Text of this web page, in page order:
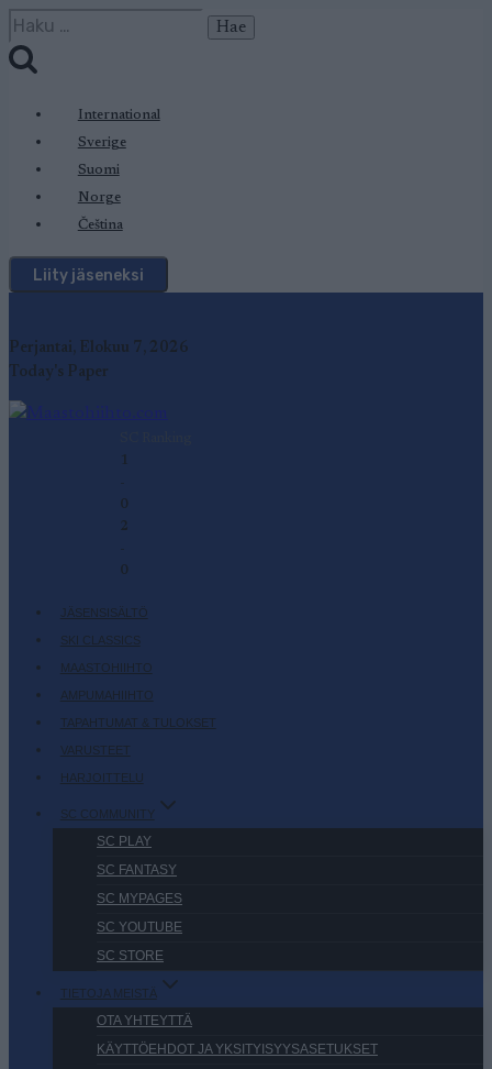
Siirry
sisältöön
Haku:
International
Sverige
Suomi
Norge
Čeština
Liity jäseneksi
Perjantai, Elokuu 7, 2026
Today's Paper
1
-
0
2
-
0
JÄSENSISÄLTÖ
SKI CLASSICS
MAASTOHIIHTO
AMPUMAHIIHTO
TAPAHTUMAT & TULOKSET
VARUSTEET
HARJOITTELU
SC COMMUNITY
SC PLAY
SC FANTASY
SC MYPAGES
SC YOUTUBE
SC STORE
TIETOJA MEISTÄ
OTA YHTEYTTÄ
KÄYTTÖEHDOT JA YKSITYISYYSASETUKSET